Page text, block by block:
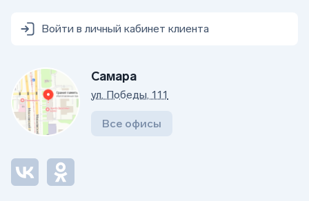
Войти в личный кабинет клиента
Самара
ул. Победы, 111
Все офисы